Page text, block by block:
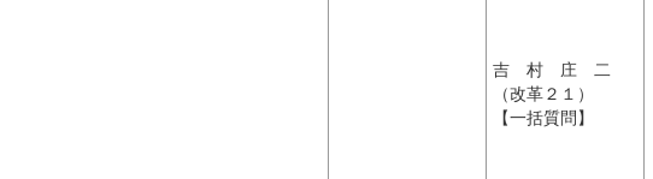
吉 村 庄 二
（改革２１）
【一括質問】